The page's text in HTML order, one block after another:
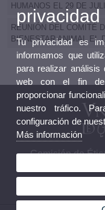
HUMANOS EL 29 DE
REUNIÓN DEL COMITÉ
BIENESTAR ANIMAL EL
Comisión de
privacidad
Tu privacidad es
informamos que
para realizar
web con el fin de
proporcionar
nuestro tráfico.
configuración de
Más información